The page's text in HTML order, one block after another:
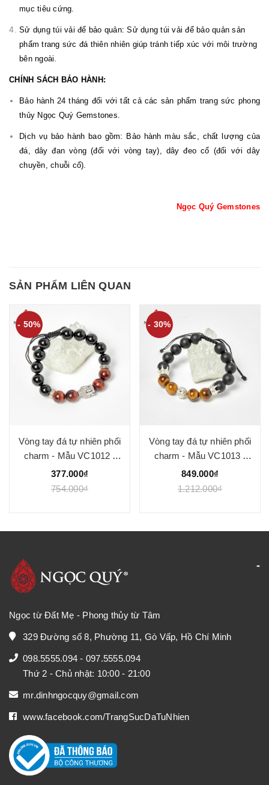
mục tiêu cứng.
Sử dụng túi vải để bảo quản: Sử dụng túi vải để bảo quản sản
phẩm trang sức đá thiên nhiên giúp tránh tiếp xúc với môi trường
bên ngoài.
CHÍNH SÁCH BẢO HÀNH:
Bảo hành 24 tháng đối với tất cả các sản phẩm trang sức phong
thủy Ngọc Quý Gemstones.
Dịch vụ bảo hành bao gồm: Bảo hành màu sắc, chất lượng của
đá, dây đan vòng (đối với vòng tay), dây đeo cổ (đối với dây
chuyền, chuỗi cổ).
Ngọc Quý Gemstones
SẢN PHẨM LIÊN QUAN
- 50%
Vòng tay đá tự nhiên phối
charm - Mẫu VC1012 -
Ngọc Quý
377.000₫
754.000₫
- 30%
Vòng tay đá tự nhiên phối
charm - Mẫu VC1013 -
Ngọc Quý
849.000₫
1.212.000₫
Ngọc từ Đất Mẹ - Phong thủy từ Tâm
329 Đường số 8, Phường 11, Gò Vấp, Hồ Chí Minh
098.5555.094 - 097.5555.094
Thứ 2 - Chủ nhật: 10:00 - 21:00
mr.dinhngocquy@gmail.com
www.facebook.com/TrangSucDaTuNhien